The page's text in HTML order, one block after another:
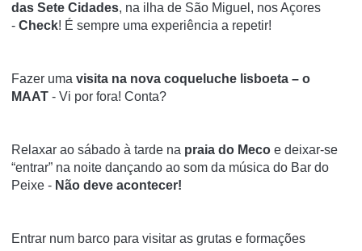
das Sete Cidades, na ilha de São Miguel, nos Açores
- Check! É sempre uma experiência a repetir!
Fazer uma visita na nova coqueluche lisboeta – o
MAAT - Vi por fora! Conta?
Relaxar ao sábado à tarde na praia do Meco e deixar-se
“entrar” na noite dançando ao som da música do Bar do
Peixe - Não deve acontecer!
Entrar num barco para visitar as grutas e formações